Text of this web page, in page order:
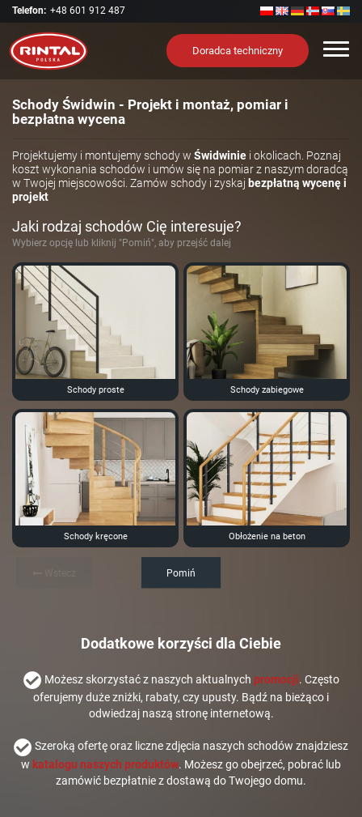
Telefon: +48 601 912 487
Doradca techniczny
Schody Świdwin - Projekt i montaż, pomiar i
bezpłatna wycena
Projektujemy i montujemy schody w Świdwinie i okolicach. Poznaj
koszt wykonania schodów i umów się na pomiar z naszym doradcą
w Twojej miejscowości. Zamów schody i zyskaj bezpłatną wycenę i
projekt
Jaki rodzaj schodów Cię interesuje?
Wybierz opcję lub kliknij "Pomiń", aby przejść dalej
Schody proste Schody zabiegowe
Schody kręcone Obłożenie na beton
Pomiń
Dodatkowe korzyści dla Ciebie
Możesz skorzystać z naszych aktualnych promocji. Często
oferujemy duże zniżki, rabaty, czy upusty. Bądź na bieżąco i
odwiedzaj naszą stronę internetową.
Szeroką ofertę oraz liczne zdjęcia naszych schodów znajdziesz
w katalogu naszych produktów. Możesz go obejrzeć, pobrać lub
zamówić bezpłatnie z dostawą do Twojego domu.